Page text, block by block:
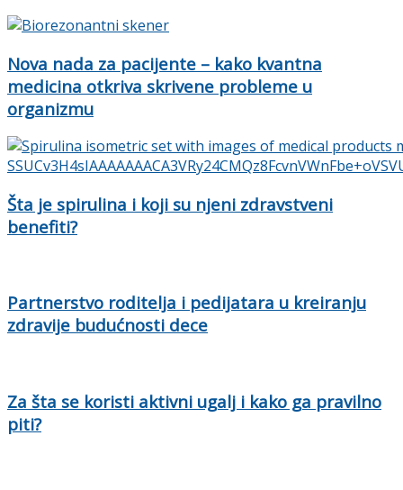
Nova nada za pacijente – kako kvantna
medicina otkriva skrivene probleme u
organizmu
Šta je spirulina i koji su njeni zdravstveni
benefiti?
Partnerstvo roditelja i pedijatara u kreiranju
zdravije budućnosti dece
Za šta se koristi aktivni ugalj i kako ga pravilno
piti?